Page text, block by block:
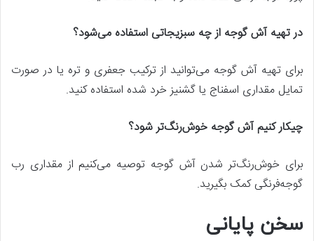
در تهیه آش گوجه از چه سبزیجاتی استفاده می‌شود؟
برای تهیه آش گوجه می‌توانید از ترکیب جعفری و تره یا در صورت
تمایل مقداری اسفناج یا گشنیز خرد شده استفاده کنید.
چیکار کنیم آش گوجه خوش‌رنگ‌تر شود؟
برای خوش‌رنگ‌تر شدن آش گوجه توصیه می‌کنیم از مقداری رب
گوجه‌فرنگی کمک بگیرید.
سخن پایانی